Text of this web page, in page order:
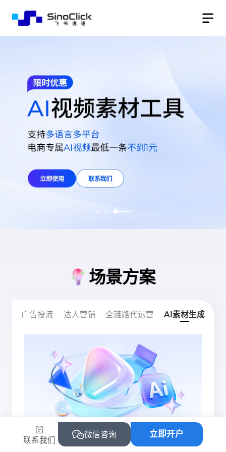
场景方案
广告投流 达人营销 全链路代运营 AI素材生成
不懂平台规则和运营？流量增长难？
联系我们
微信咨询 立即开户